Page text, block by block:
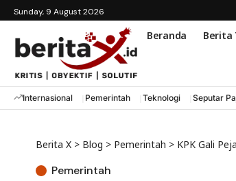
Sunday, 9 August 2026
Beranda Berita
Internasional Pemerintah Teknologi Seputar
Berita X > Blog > Pemerintah > KPK Gali
Pemerintah